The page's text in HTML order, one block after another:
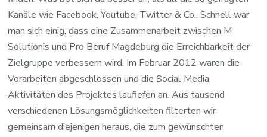
Kanäle wie Facebook, Youtube, Twitter & Co.. Schnell war
man sich einig, dass eine Zusammenarbeit zwischen M
Solutionis und Pro Beruf Magdeburg die Erreichbarkeit der
Zielgruppe verbessern wird. Im Februar 2012 waren die
Vorarbeiten abgeschlossen und die Social Media
Aktivitäten des Projektes laufiefen an. Aus tausend
verschiedenen Lösungsmöglichkeiten filterten wir
gemeinsam diejenigen heraus, die zum gewünschten